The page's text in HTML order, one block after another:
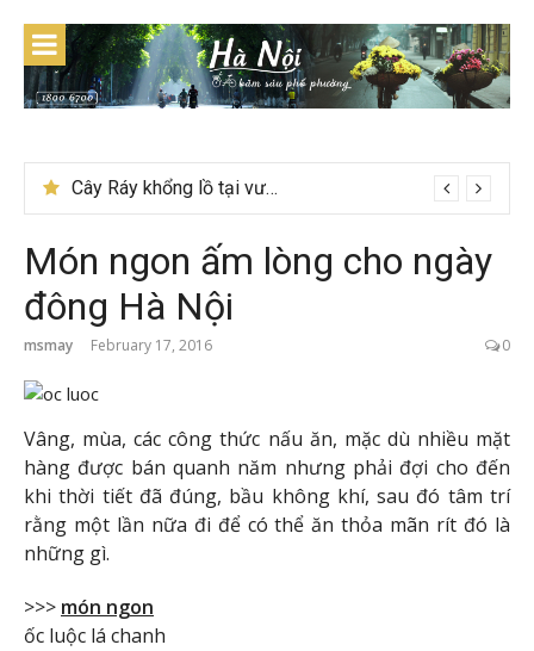
content
Cây Ráy khổng lồ tại vườn Quốc gia Cúc Phương
Món ngon ấm lòng cho ngày
đông Hà Nội
msmay February 17, 2016 0
Vâng, mùa, các công thức nấu ăn, mặc dù nhiều mặt
hàng được bán quanh năm nhưng phải đợi cho đến
khi thời tiết đã đúng, bầu không khí, sau đó tâm trí
rằng một lần nữa đi để có thể ăn thỏa mãn rít đó là
những gì.
>>> món ngon
ốc luộc lá chanh